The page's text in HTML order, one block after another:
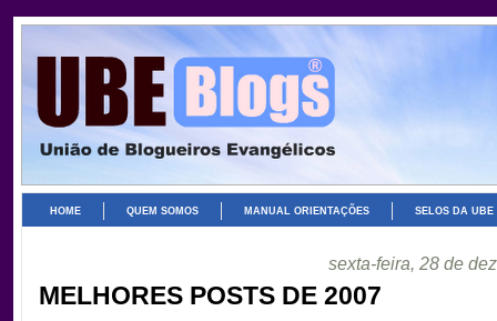
HOME QUEM SOMOS MANUAL ORIENTAÇÕES SELOS DA UBE
sexta-feira, 28 de
MELHORES POSTS DE 2007